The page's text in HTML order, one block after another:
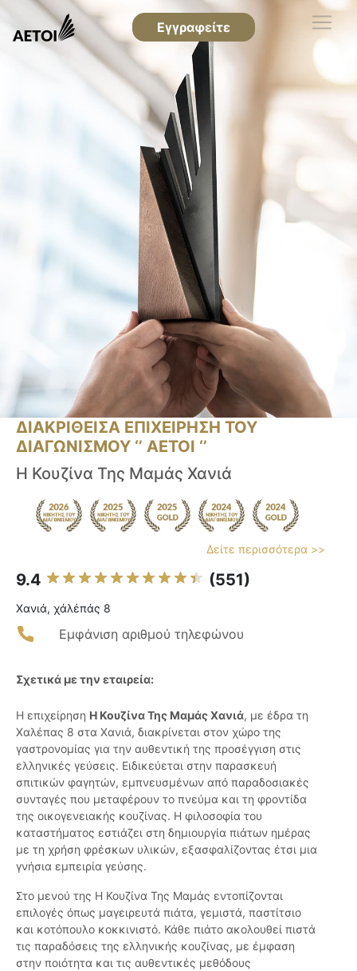
Εγγραφείτε
ΔΙΑΚΡΙΘΕΙΣΑ ΕΠΙΧΕΙΡΗΣΗ ΤΟΥ
ΔΙΑΓΩΝΙΣΜΟΥ ‘’ ΑΕΤΟΙ ‘’
Η Κουζίνα Της Μαμάς Χανιά
Δείτε περισσότερα >>
9.4 (551)
Χανιά, χάλέπάς 8
Εμφάνιση αριθμού τηλεφώνου
Σχετικά με την εταιρεία:
Η επιχείρηση Η Κουζίνα Της Μαμάς Χανιά, με έδρα τη
Χαλέπας 8 στα Χανιά, διακρίνεται στον χώρο της
γαστρονομίας για την αυθεντική της προσέγγιση στις
ελληνικές γεύσεις. Ειδικεύεται στην παρασκευή
σπιτικών φαγητών, εμπνευσμένων από παραδοσιακές
συνταγές που μεταφέρουν το πνεύμα και τη φροντίδα
της οικογενειακής κουζίνας. Η φιλοσοφία του
καταστήματος εστιάζει στη δημιουργία πιάτων ημέρας
με τη χρήση φρέσκων υλικών, εξασφαλίζοντας έτσι μια
γνήσια εμπειρία γεύσης.
Στο μενού της Η Κουζίνα Της Μαμάς εντοπίζονται
επιλογές όπως μαγειρευτά πιάτα, γεμιστά, παστίτσιο
και κοτόπουλο κοκκινιστό. Κάθε πιάτο ακολουθεί πιστά
τις παραδόσεις της ελληνικής κουζίνας, με έμφαση
στην ποιότητα και τις αυθεντικές μεθόδους